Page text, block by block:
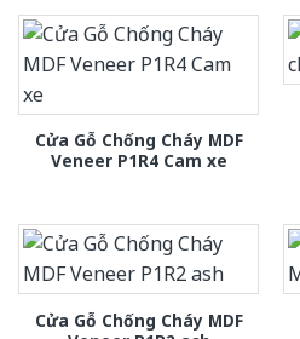
Cửa Gỗ Chống Cháy MDF
Veneer P1R4 Cam xe
Cửa Gỗ Chống Cháy MDF